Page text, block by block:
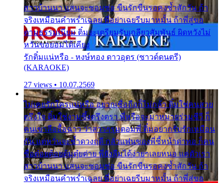
สาวบ้านนา แสนจะซอมซ่อ ขืนรักขืนรอคงช้ำสักวัน ถ้า
จริงเหมือนคำพร่ำเฉลย พี่อย่าเฉยรีบมาหมั้น ถ้าพี่สู่ขอ
ตามธรรมเนียม ติ๋มจะเตรียมรับเกลียวสัมพันธ์ ผิดหวังไม่
หวั่นขอยอมได้เคียง
รักติ๋มแน่หรือ - หงษ์ทอง ดาวอุดร (ซาวด์ดนตรี)
(KARAOKE)
27 views • 10.07.2569
ไม่เคยรักใครแน่หรือ อยากเชื่อถือก็ไม่กล้า ติ๋มใช่คนสวย
ตรึงใจ ติ๋มใช่งามซึ้งตรึงตรา พี่หรือจะมาหมายร่วมชีวี ก็
คนเขาลืออื้อฉาว ว่าสาวๆรุมตอมพี่ ติ๋มอยากรับรักเหมือน
กัน แต่หวั่นจะช้ำดวงฤดี กลัวแฟนของพี่ชี้หน้าด่าทอ ก็คน
ชื่อต๋อยต้อยตุ้มตุ๋ยต่าย พี่ยังลืมได้ง่ายๆเลยหนอ แค่ตัวเรา
สาวบ้านนา แสนจะซอมซ่อ ขืนรักขืนรอคงช้ำสักวัน ถ้า
จริงเหมือนคำพร่ำเฉลย พี่อย่าเฉยรีบมาหมั้น ถ้าพี่สู่ขอ